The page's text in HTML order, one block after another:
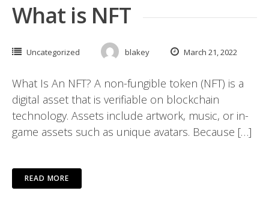
What is NFT
Uncategorized blakey March 21, 2022
What Is An NFT? A non-fungible token (NFT) is a
digital asset that is verifiable on blockchain
technology. Assets include artwork, music, or in-
game assets such as unique avatars. Because […]
READ MORE